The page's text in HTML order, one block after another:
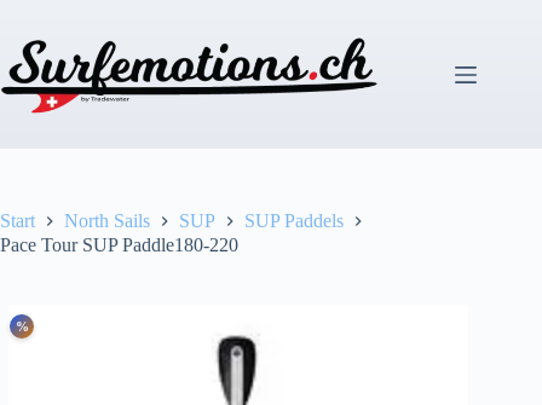
springen
Start North Sails SUP
SUP Paddels
Pace Tour SUP Paddle180-220